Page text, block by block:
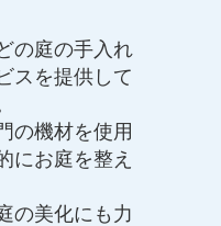
の庭の手入れ
スを提供して
の機材を使用
にお庭を整え
の美化にも力